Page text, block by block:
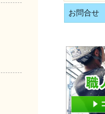
お問合せ